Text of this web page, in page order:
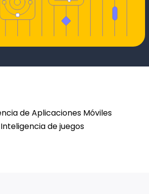
de Aplicaciones Móviles
Inteligencia de juegos